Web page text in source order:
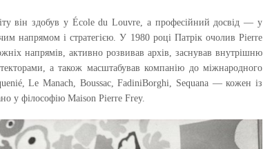
він здобув у École du Louvre, а професійний досвід — у
напрямом і стратегією. У 1980 році Патрік очолив Pierre
напрямів, активно розвивав архів, заснував внутрішню
а також масштабував компанію до міжнародного
Le Manach, Boussac, FadiniBorghi, Sequana — кожен із
у філософію Maison Pierre Frey.